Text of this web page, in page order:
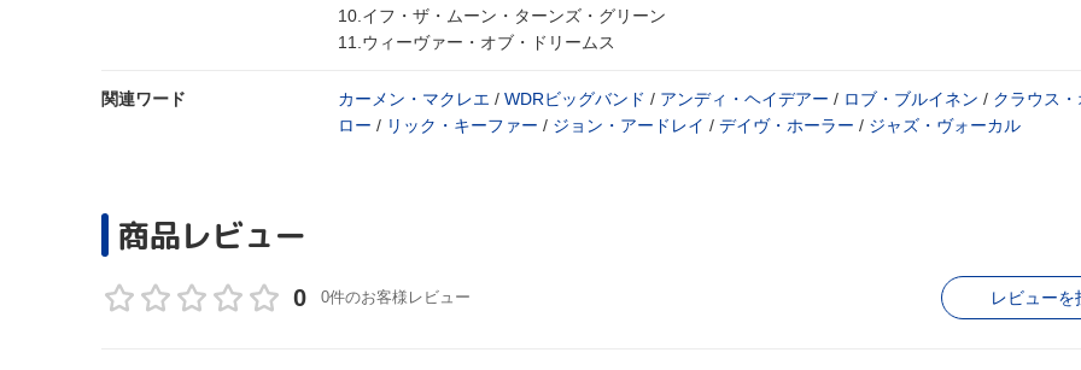
10.イフ・ザ・ムーン・ターンズ・グリーン
11.ウィーヴァー・オブ・ドリームス
関連ワード カーメン・マクレエ / WDRビッグバンド / アンディ・ヘイデアー / ロブ・ブルイネン / クラウス
ロー / リック・キーファー / ジョン・アードレイ / デイヴ・ホーラー / ジャズ・ヴォーカル
商品レビュー
0 0件のお客様レビュー レビューを